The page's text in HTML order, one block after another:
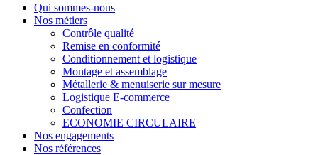
Qui sommes-nous
Nos métiers
Contrôle qualité
Remise en conformité
Conditionnement et logistique
Montage et assemblage
Métallerie & menuiserie sur mesure
Logistique E-commerce
Confection
ECONOMIE CIRCULAIRE
Nos engagements
Nos références